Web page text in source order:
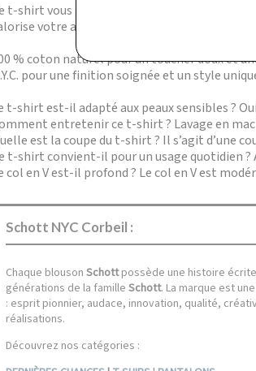
t-shirt vous garantit un porté agréable
votre allure sans effort. La broderie
% coton naturel pour un toucher doux et
pour une finition soignée et un style
t-shirt est-il adapté aux peaux sensibles ?
entretenir ce t-shirt ? Lavage en
est la coupe du t-shirt ? Il s’agit d’une
t-shirt convient-il pour un usage quotidien
col en V est-il profond ? Le col en V est
Schott NYC Corbeil :
Chaque blousonSchottpossède une histoire
générations de la familleSchott. La marque est
: esprit pionnier, audace, innovation, qualité,
réalisations.
Découvrez nos catégories :